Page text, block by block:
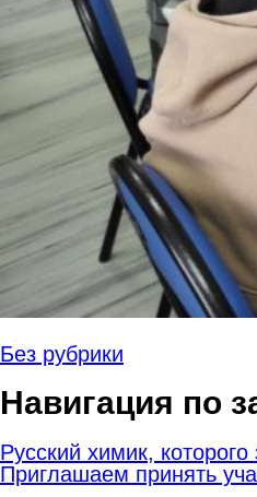
Без рубрики
Навигация по
Русский химик,
Приглашаем принять